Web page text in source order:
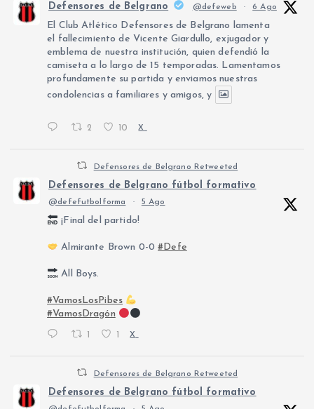
Defensores de Belgrano @defeweb · 6 Ago
El Club Atlético Defensores de Belgrano lamenta
el fallecimiento de Vicente Giardullo, exjugador y
emblema de nuestra institución, quien defendió la
camiseta a lo largo de 15 temporadas. Lamentamos
profundamente su partida y enviamos nuestras
condolencias a familiares y amigos, y
2 10 X
Defensores de Belgrano Retweeted
Defensores de Belgrano fútbol formativo
@defefutbolforma · 5 Ago
¡Final del partido!
Almirante Brown 0-0#Defe
All Boys.
#VamosLosPibes
#VamosDragón
X
Defensores de Belgrano Retweeted
Defensores de Belgrano fútbol formativo